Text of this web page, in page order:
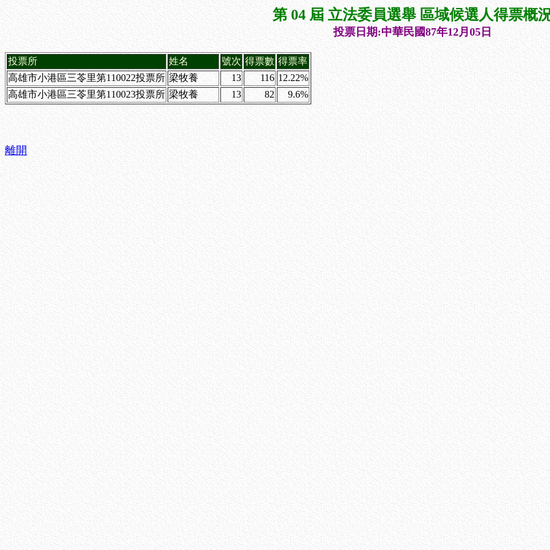
第 04 屆 立法委員選舉 區域候選人得票概
投票日期:中華民國87年12月05日
投票所 姓名 號次 得票數 得票率
高雄市小港區三苓里第110022投票所 梁牧養 13 116 12.22%
高雄市小港區三苓里第110023投票所 梁牧養 13 82 9.6%
離開